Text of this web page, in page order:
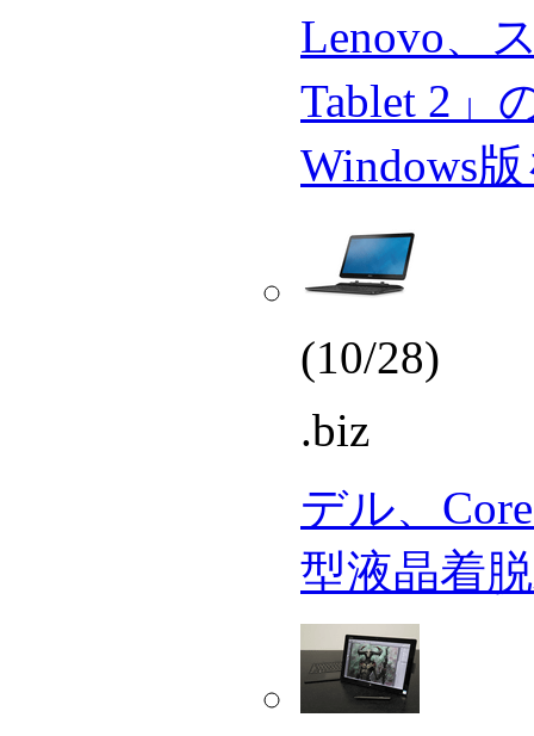
Lenovo、
Tablet 2」
Windows
(10/28)
.biz
デル、
型液晶着